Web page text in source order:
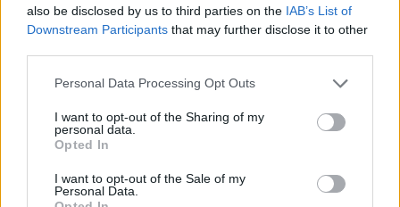
also be disclosed by us to third parties on the IAB’s List of
Downstream Participants that may further disclose it to other
Personal Data Processing Opt Outs
I want to opt-out of the Sharing of my
personal data.
Opted In
I want to opt-out of the Sale of my
Personal Data.